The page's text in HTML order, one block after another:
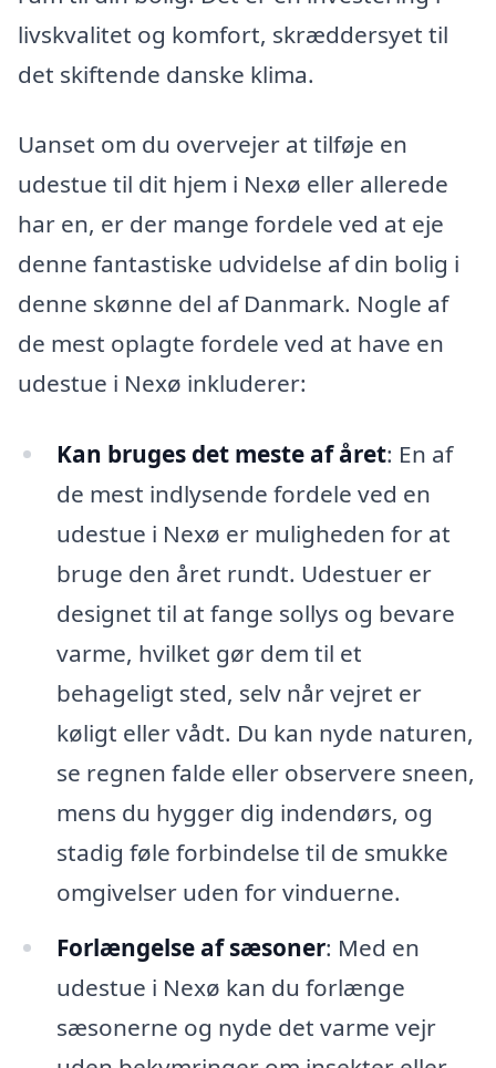
livskvalitet og komfort, skræddersyet til
det skiftende danske klima.
Uanset om du overvejer at tilføje en
udestue til dit hjem i Nexø eller allerede
har en, er der mange fordele ved at eje
denne fantastiske udvidelse af din bolig i
denne skønne del af Danmark. Nogle af
de mest oplagte fordele ved at have en
udestue i Nexø inkluderer:
Kan bruges det meste af året: En af
de mest indlysende fordele ved en
udestue i Nexø er muligheden for at
bruge den året rundt. Udestuer er
designet til at fange sollys og bevare
varme, hvilket gør dem til et
behageligt sted, selv når vejret er
køligt eller vådt. Du kan nyde naturen,
se regnen falde eller observere sneen,
mens du hygger dig indendørs, og
stadig føle forbindelse til de smukke
omgivelser uden for vinduerne.
Forlængelse af sæsoner: Med en
udestue i Nexø kan du forlænge
sæsonerne og nyde det varme vejr